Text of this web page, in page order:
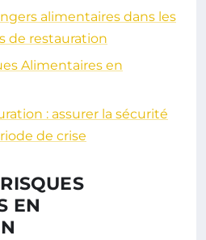
alimentaires dans les
de restauration
Alimentaires en
: assurer la sécurité
de crise
EN